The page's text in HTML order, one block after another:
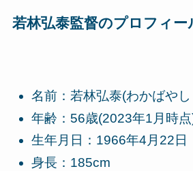
若林弘泰監督のプロフィー
名前：若林弘泰(わかばや
年齢：56歳(2023年1月時
生年月日：1966年4月22日
身長：185cm